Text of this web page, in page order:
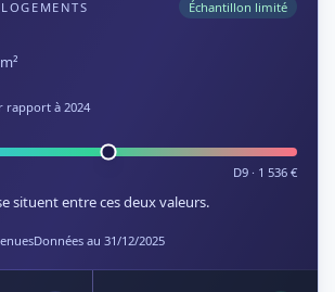
Échantillon limité
rapport à 2024
D9 · 1 536 €
situent entre ces deux valeurs.
Données au 31/12/2025